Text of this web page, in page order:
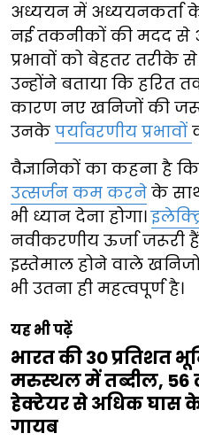
अध्ययन में अध्ययनकर्ता
नई तकनीकों की मदद से
प्रभावों को बेहतर तरीके
उन्होंने बताया कि हरित
कारण नए खनिजों की
उनके पर्यावरणीय प्रभावों
वैज्ञानिकों का कहना है
उत्सर्जन कम करने के
भी ध्यान देना होगा।
नवीकरणीय ऊर्जा
इस्तेमाल होने वाले
भी उतना ही महत्वपूर्ण है।
यह भी पढ़ें
भारत की 30 प्रतिशत
मरुस्थल में तब्दील, 56
हेक्टेयर से अधिक घास
गायब